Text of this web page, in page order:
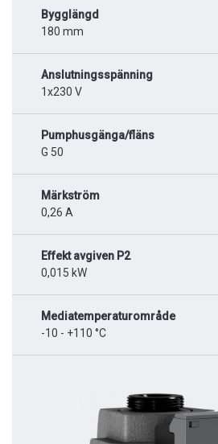
Bygglängd
180 mm
Anslutningsspänning
1x230 V
Pumphusgänga/fläns
G 50
Märkström
0,26 A
Effekt avgiven P2
0,015 kW
Mediatemperaturområde
-10 - +110 °C